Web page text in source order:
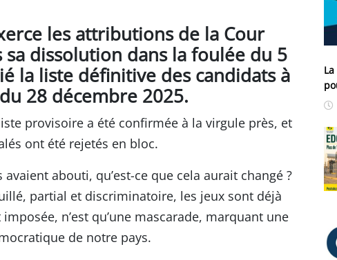
les attributions de la Cour
dissolution dans la foulée du 5
la liste définitive des candidats à
28 décembre 2025.
provisoire a été confirmée à la virgule près, et
ont été rejetés en bloc.
abouti, qu’est-ce que cela aurait changé ?
partial et discriminatoire, les jeux sont déjà
n’est qu’une mascarade, marquant une
de notre pays.